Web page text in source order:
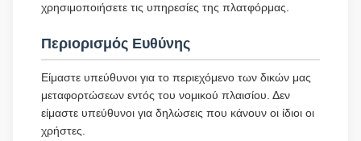
χρησιμοποιήσετε τις υπηρεσίες της πλατφόρμας.
Περιορισμός Ευθύνης
Είμαστε υπεύθυνοι για το περιεχόμενο των δικών μας
μεταφορτώσεων εντός του νομικού πλαισίου. Δεν
είμαστε υπεύθυνοι για δηλώσεις που κάνουν οι ίδιοι οι
χρήστες.